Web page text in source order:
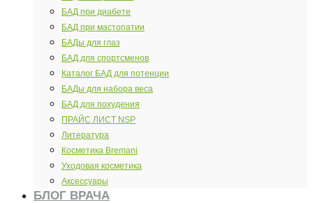
БАД при диабете
БАД при мастопатии
БАДы для глаз
БАД для спортсменов
Каталог БАД для потенции
БАДы для набора веса
БАД для похудения
ПРАЙС ЛИСТ NSP
Литература
Косметика Bremani
Уходовая косметика
Аксессуары
БЛОГ ВРАЧА